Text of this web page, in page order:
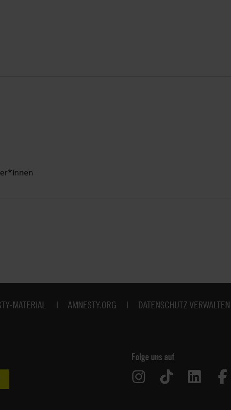
MATERIAL AMNESTY.ORG
DATENSCHUTZ VERWALTEN
Folge uns auf